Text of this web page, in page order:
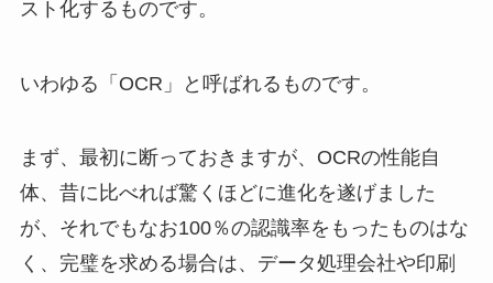
スト化するものです。
いわゆる「OCR」と呼ばれるものです。
まず、最初に断っておきますが、OCRの性能自
体、昔に比べれば驚くほどに進化を遂げました
が、それでもなお100％の認識率をもったものはな
く、完璧を求める場合は、データ処理会社や印刷